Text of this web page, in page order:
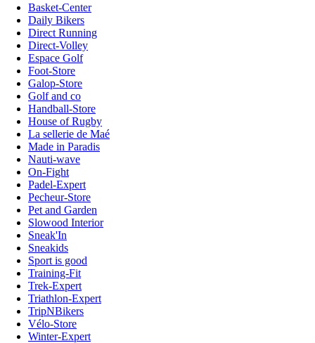
Basket-Center
Daily Bikers
Direct Running
Direct-Volley
Espace Golf
Foot-Store
Galop-Store
Golf and co
Handball-Store
House of Rugby
La sellerie de Maé
Made in Paradis
Nauti-wave
On-Fight
Padel-Expert
Pecheur-Store
Pet and Garden
Slowood Interior
Sneak'In
Sneakids
Sport is good
Training-Fit
Trek-Expert
Triathlon-Expert
TripNBikers
Vélo-Store
Winter-Expert